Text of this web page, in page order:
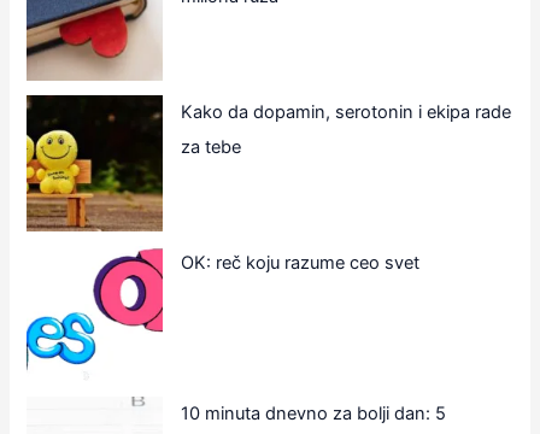
Kako da dopamin, serotonin i ekipa rade
za tebe
OK: reč koju razume ceo svet
10 minuta dnevno za bolji dan: 5